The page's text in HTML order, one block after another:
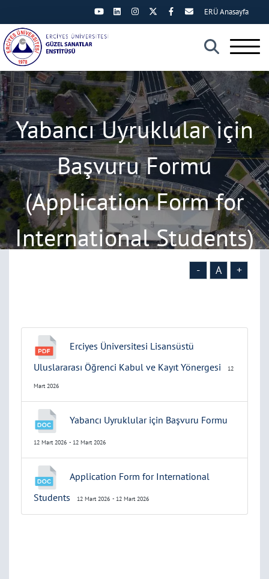
×
ERÜ Anasayfa
Yabancı Uyruklular için
Başvuru Formu
(Application Form for
International Students)
- A +
Erciyes Üniversitesi Lisansüstü
Uluslararası Öğrenci Kabul ve Kayıt Yönergesi
12
Mart 2026
Yabancı Uyruklular için Başvuru Formu
12 Mart 2026 - 12 Mart 2026
Application Form for International
Students
12 Mart 2026 - 12 Mart 2026